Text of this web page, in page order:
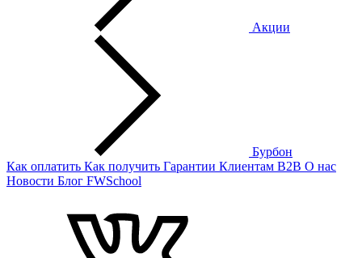
Акции
Бурбон
Как оплатить Как получить Гарантии Клиентам B2B О нас
Новости Блог FWSchool